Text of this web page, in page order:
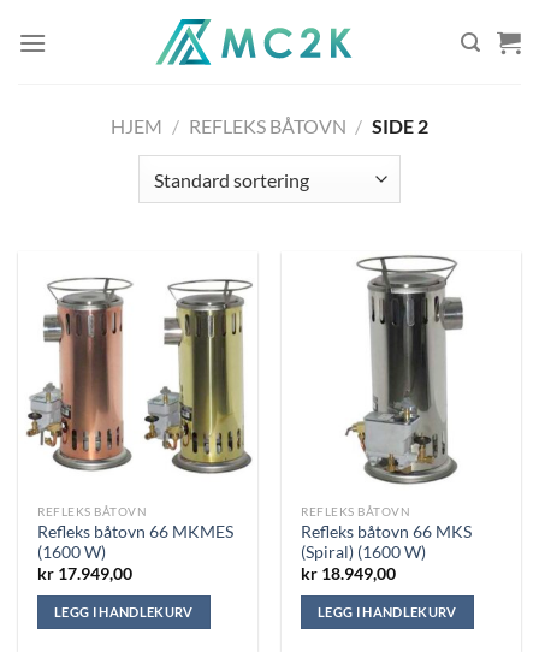
HJEM / REFLEKS BÅTOVN / SIDE 2
REFLEKS BÅTOVN
Refleks båtovn 66 MKMES
(1600 W)
kr 17.949,00
LEGG I HANDLEKURV
REFLEKS BÅTOVN
Refleks båtovn 66 MKS
(Spiral) (1600 W)
kr 18.949,00
LEGG I HANDLEKURV